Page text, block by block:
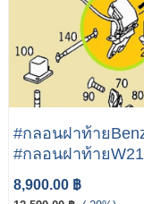
#กลอนฝาท้าย
#กลอนฝาท้าย
#กลอนฝาท้ายW209
#กลอนฝาท้าย
8,900.00 ฿